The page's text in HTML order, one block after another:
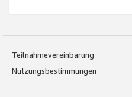
Teilnahmevereinbarung
Nutzungsbestimmungen